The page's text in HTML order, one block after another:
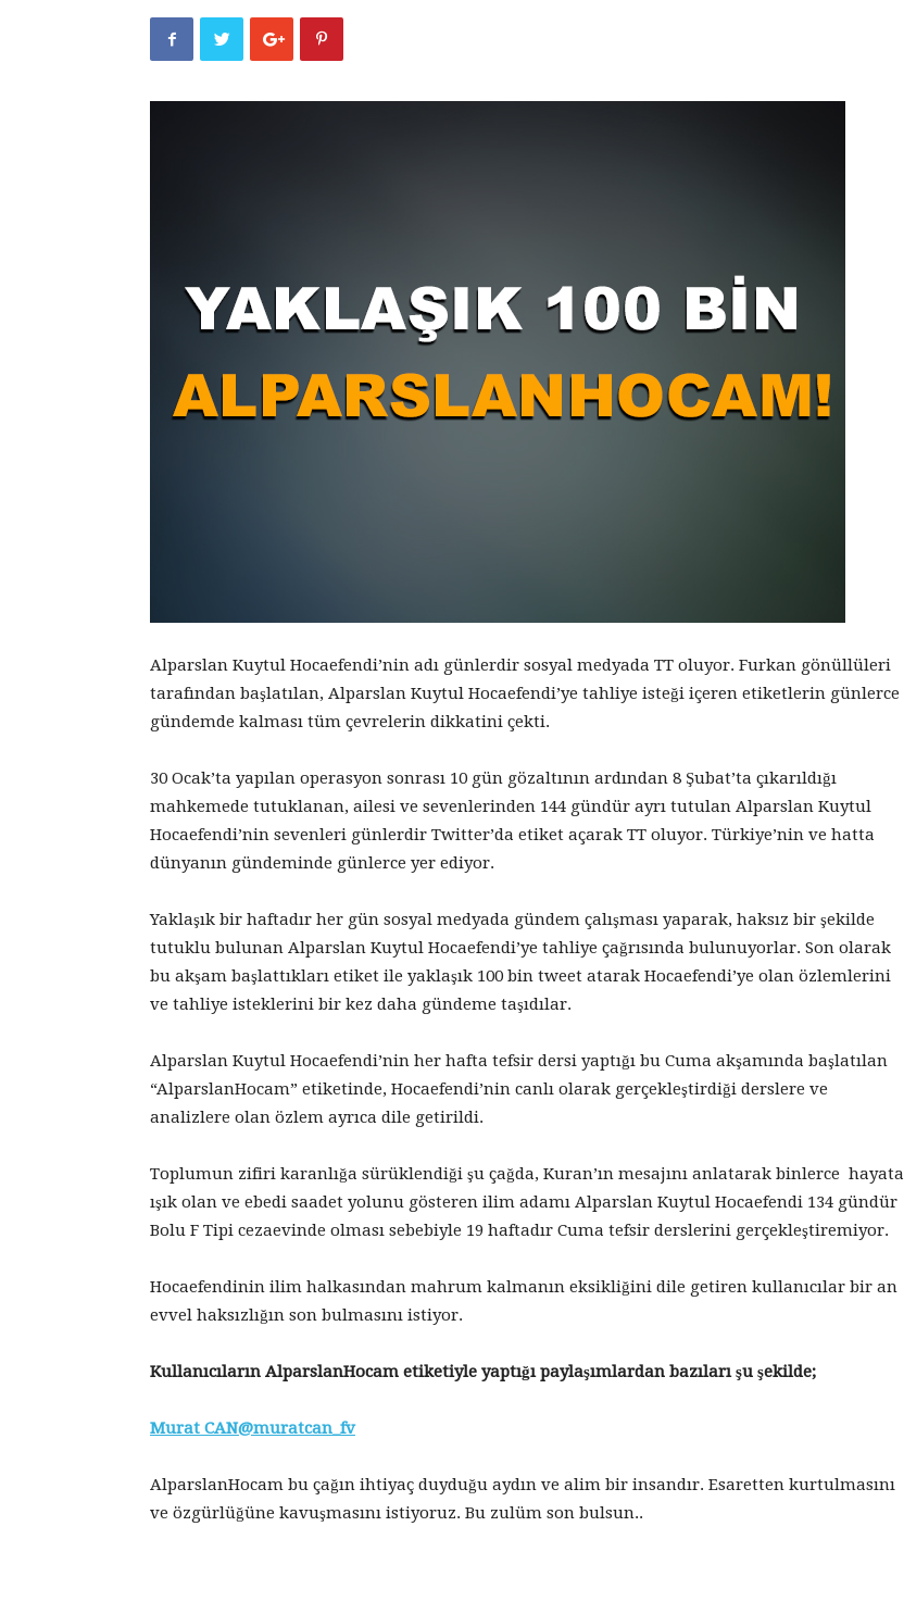
Alparslan Kuytul Hocaefendi’nin adı günlerdir sosyal medyada TT oluyor. Furkan gönüllüleri
tarafından başlatılan, Alparslan Kuytul Hocaefendi’ye tahliye isteği içeren etiketlerin günlerce
gündemde kalması tüm çevrelerin dikkatini çekti.
30 Ocak’ta yapılan operasyon sonrası 10 gün gözaltının ardından 8 Şubat’ta çıkarıldığı
mahkemede tutuklanan, ailesi ve sevenlerinden 144 gündür ayrı tutulan Alparslan Kuytul
Hocaefendi’nin sevenleri günlerdir Twitter’da etiket açarak TT oluyor. Türkiye’nin ve hatta
dünyanın gündeminde günlerce yer ediyor.
Yaklaşık bir haftadır her gün sosyal medyada gündem çalışması yaparak, haksız bir şekilde
tutuklu bulunan Alparslan Kuytul Hocaefendi’ye tahliye çağrısında bulunuyorlar. Son olarak
bu akşam başlattıkları etiket ile yaklaşık 100 bin tweet atarak Hocaefendi’ye olan özlemlerini
ve tahliye isteklerini bir kez daha gündeme taşıdılar.
Alparslan Kuytul Hocaefendi’nin her hafta tefsir dersi yaptığı bu Cuma akşamında başlatılan
“AlparslanHocam” etiketinde, Hocaefendi’nin canlı olarak gerçekleştirdiği derslere ve
analizlere olan özlem ayrıca dile getirildi.
Toplumun zifiri karanlığa sürüklendiği şu çağda, Kuran’ın mesajını anlatarak binlerce hayata
ışık olan ve ebedi saadet yolunu gösteren ilim adamı Alparslan Kuytul Hocaefendi 134 gündür
Bolu F Tipi cezaevinde olması sebebiyle 19 haftadır Cuma tefsir derslerini gerçekleştiremiyor.
Hocaefendinin ilim halkasından mahrum kalmanın eksikliğini dile getiren kullanıcılar bir an
evvel haksızlığın son bulmasını istiyor.
Kullanıcıların AlparslanHocam etiketiyle yaptığı paylaşımlardan bazıları şu şekilde;
Murat CAN@muratcan_fv
AlparslanHocam bu çağın ihtiyaç duyduğu aydın ve alim bir insandır. Esaretten kurtulmasını
ve özgürlüğüne kavuşmasını istiyoruz. Bu zulüm son bulsun..